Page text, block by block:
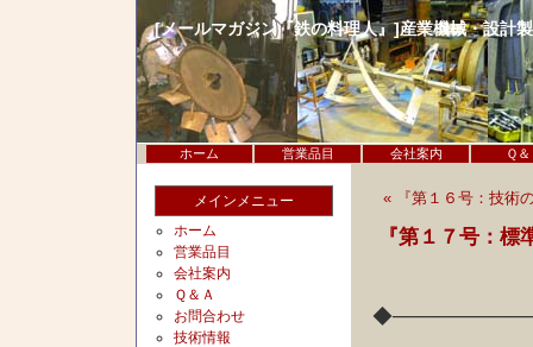
[メールマガジン『鉄の料理人』]産業機械・設計
ホーム 営業品目 会社案内 Ｑ
メインメニュー
ホーム
営業品目
会社案内
Ｑ＆Ａ
お問合わせ
技術情報
« 『第１６号：技術
『第１７号：標